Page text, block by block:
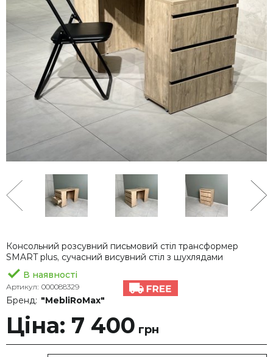
Консольний розсувний письмовий стіл трансформер
SMART plus, сучасний висувний стіл з шухлядами
В наявності
Артикул: 000088329
Бренд: "MebliRoMax"
Ціна: 7 400 грн